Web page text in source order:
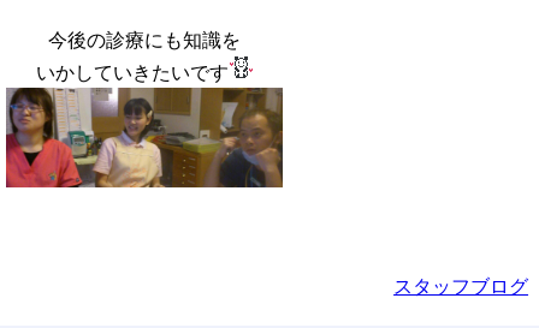
今後の診療にも知識を
いかしていきたいです
スタッフブログ